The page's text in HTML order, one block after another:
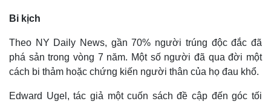
Bi kịch
Theo NY Daily News, gần 70% người trúng độc đắc đã
phá sản trong vòng 7 năm. Một số người đã qua đời một
cách bi thảm hoặc chứng kiến người thân của họ đau khổ.
Edward Ugel, tác giả một cuốn sách đề cập đến góc tối